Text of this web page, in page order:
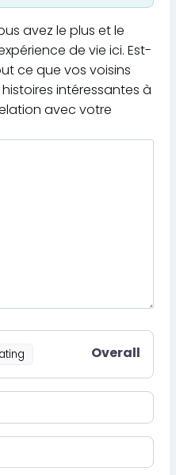
avez le plus et le
de vie ici. Est-
ce que vos voisins
intéressantes à
avec votre
Overall